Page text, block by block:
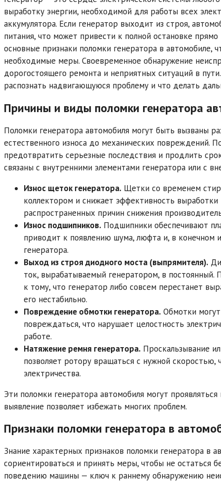
выработку энергии, необходимой для работы всех
аккумулятора. Если генератор выходит из строя,
питания, что может привести к полной остановке
основные признаки поломки генератора в автомобиле,
необходимые меры. Своевременное обнаружение
дорогостоящего ремонта и неприятных ситуаций в
распознать надвигающуюся проблему и что делать
Причины и виды поломки генератора
Поломки генератора автомобиля могут быть вызваны
естественного износа до механических повреждений.
предотвратить серьезные последствия и продлить
связаны с внутренними элементами генератора или с
Износ щеток генератора. Щетки со временем
коллектором и снижает эффективность
распространенных причин снижения
Износ подшипников. Подшипники обеспечивают
приводит к появлению шума, люфта и, в конечном
генератора.
Выход из строя диодного моста (выпрямителя).
ток, вырабатываемый генератором, в
к тому, что генератор либо совсем перестанет
его нестабильно.
Повреждение обмотки генератора. Обмотки
повреждаться, что нарушает целостность
работе.
Натяжение ремня генератора. Проскальзывание
позволяет ротору вращаться с нужной
электричества.
Эти поломки генератора автомобиля могут
выявление позволяет избежать многих проблем.
Признаки поломки генератора в
Знание характерных признаков поломки генератора в
сориентироваться и принять меры, чтобы не остаться
поведению машины — ключ к раннему обнаружению